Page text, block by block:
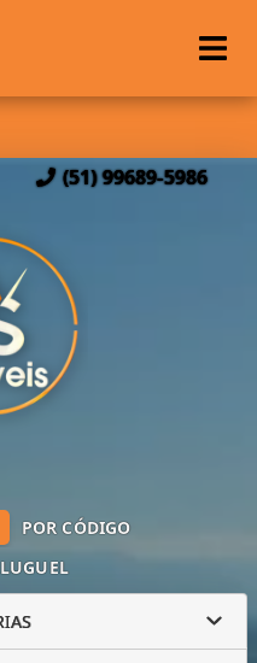
(51) 99689-5986
POR CÓDIGO